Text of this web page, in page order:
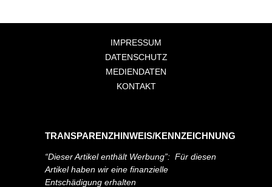
IMPRESSUM
DATENSCHUTZ
MEDIENDATEN
KONTAKT
TRANSPARENZHINWEIS/KENNZEICHNUNG
“Dieser Artikel enthält Werbung”: Für diesen
Artikel haben wir eine finanzielle
Entschädigung erhalten